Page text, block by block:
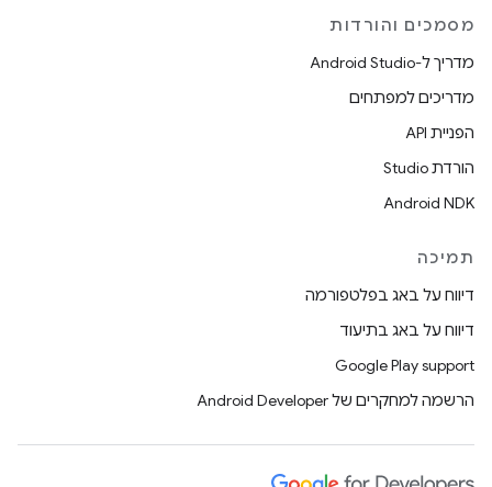
מסמכים והורדות
מדריך ל-Android Studio
מדריכים למפתחים
הפניית API
הורדת Studio
Android NDK
תמיכה
דיווח על באג בפלטפורמה
דיווח על באג בתיעוד
Google Play support
הרשמה למחקרים של Android Developer